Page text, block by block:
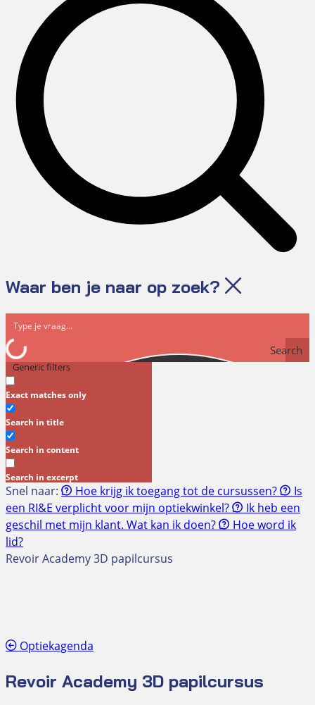
Waar ben je naar op zoek?
Search
Generic filters
Exact matches only
Search in title
Search in content
Search in excerpt
Snel naar: Hoe krijg ik toegang tot de cursussen?
Is
een RI&E verplicht voor mijn optiekwinkel?
Ik heb een
geschil met mijn klant. Wat kan ik doen?
Hoe word ik
lid?
Revoir Academy 3D papilcursus
Optiekagenda
Revoir Academy 3D papilcursus